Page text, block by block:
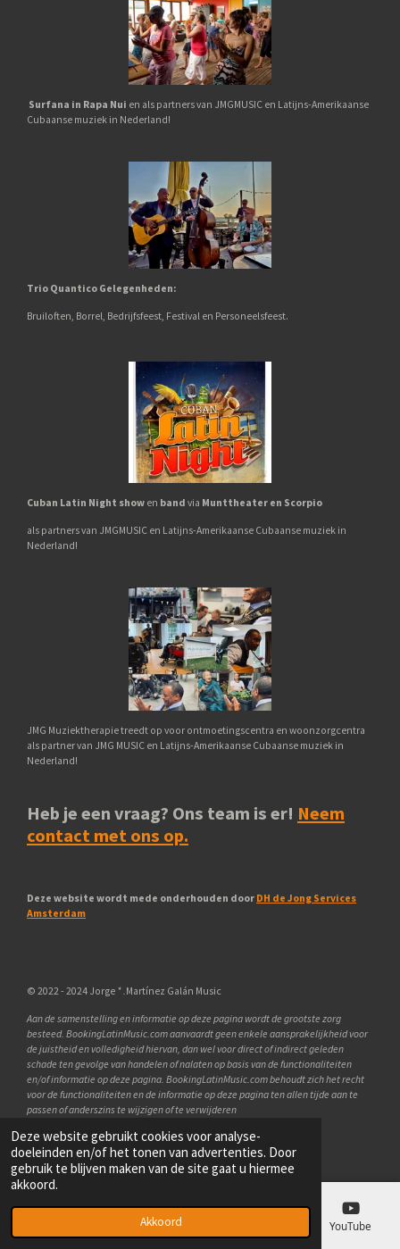
Deze website gebruikt cookies voor analyse-
doeleinden en/of het tonen van advertenties. Door
gebruik te blijven maken van de site gaat u hiermee
akkoord.
Akkoord
Surfana in Rapa Nui en als partners van JMGMUSIC en Latijns-Amerikaanse
Cubaanse muziek in Nederland!
Trio Quantico Gelegenheden:
Bruiloften, Borrel, Bedrijfsfeest, Festival en Personeelsfeest.
Cuban Latin Night show en band via Munttheater en Scorpio
als partners van JMGMUSIC en Latijns-Amerikaanse Cubaanse muziek in
Nederland!
JMG Muziektherapie treedt op voor ontmoetingscentra en woonzorgcentra
als partner van JMG MUSIC en Latijns-Amerikaanse Cubaanse muziek in
Nederland!
Heb je een vraag? Ons team is er! Neem
contact met ons op.
Deze website wordt mede onderhouden door DH de Jong Services
Amsterdam
© 2022 - 2024 Jorge *.Martínez Galán Music
Aan de samenstelling en informatie op deze pagina wordt de grootste zorg
besteed. BookingLatinMusic.comaanvaardt geen enkele aansprakelijkheid voor
de juistheid en volledigheid hiervan, dan wel voor direct of indirect geleden
schade ten gevolge van handelen of nalaten op basis van de functionaliteiten
en/of informatie op deze pagina. BookingLatinMusic.combehoudt zich het recht
voor de functionaliteiten en de informatie op deze pagina ten allen tijde aan te
passen of anderszins te wijzigen of te verwijderen
Powered by JouwWeb
Telefoonnummer YouTube